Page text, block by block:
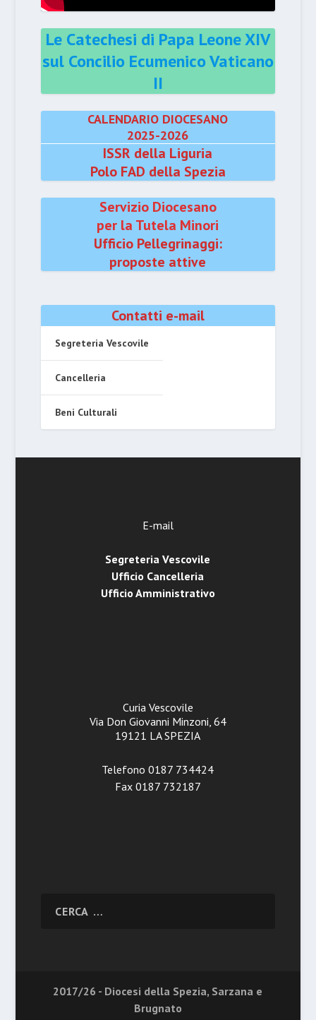
Le Catechesi di Papa Leone XIV
sul Concilio Ecumenico Vaticano
II
CALENDARIO DIOCESANO
2025-2026
ISSR della Liguria
Polo FAD della Spezia
Servizio Diocesano
per la Tutela Minori
Ufficio Pellegrinaggi:
proposte attive
Contatti e-mail
Segreteria Vescovile
Cancelleria
Beni Culturali
E-mail
Segreteria Vescovile
Ufficio Cancelleria
Ufficio Amministrativo
Curia Vescovile
Via Don Giovanni Minzoni, 64
19121 LA SPEZIA
Telefono 0187 734424
Fax 0187 732187
2017/26 - Diocesi della Spezia, Sarzana e
Brugnato